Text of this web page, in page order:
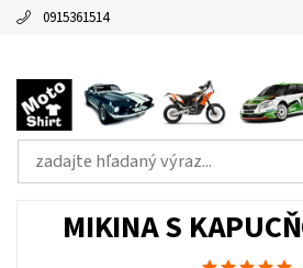
0915361514
MIKINA S